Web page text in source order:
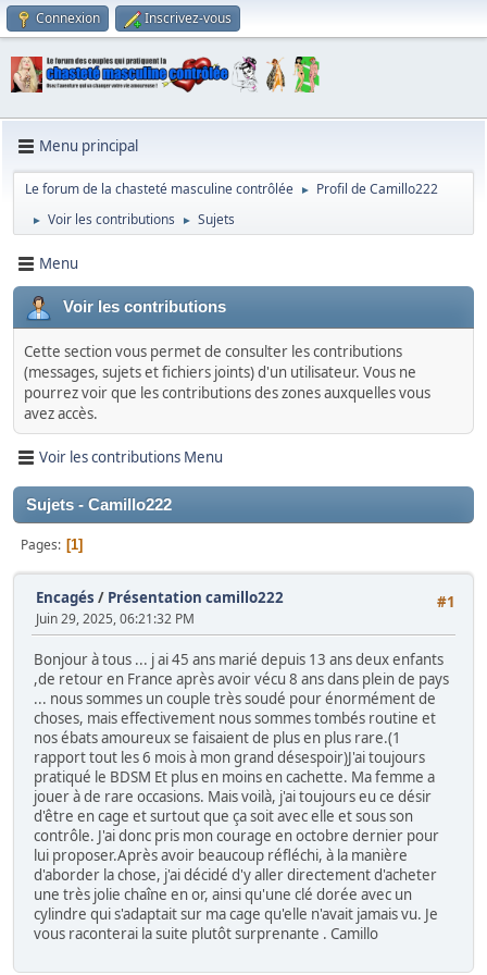
Connexion Inscrivez-vous
Menu principal
Le forum de la chasteté masculine contrôlée ► Profil de Camillo222
► Voir les contributions ► Sujets
Menu
Voir les contributions
Cette section vous permet de consulter les contributions
(messages, sujets et fichiers joints) d'un utilisateur. Vous ne
pourrez voir que les contributions des zones auxquelles vous
avez accès.
Voir les contributions Menu
Sujets - Camillo222
Pages 1
#1
Encagés / Présentation camillo222
Juin 29, 2025, 06:21:32 PM
Bonjour à tous ... j ai 45 ans marié depuis 13 ans deux enfants
,de retour en France après avoir vécu 8 ans dans plein de pays
... nous sommes un couple très soudé pour énormément de
choses, mais effectivement nous sommes tombés routine et
nos ébats amoureux se faisaient de plus en plus rare.(1
rapport tout les 6 mois à mon grand désespoir)J'ai toujours
pratiqué le BDSM Et plus en moins en cachette. Ma femme a
jouer à de rare occasions. Mais voilà, j'ai toujours eu ce désir
d'être en cage et surtout que ça soit avec elle et sous son
contrôle. J'ai donc pris mon courage en octobre dernier pour
lui proposer.Après avoir beaucoup réfléchi, à la manière
d'aborder la chose, j'ai décidé d'y aller directement d'acheter
une très jolie chaîne en or, ainsi qu'une clé dorée avec un
cylindre qui s'adaptait sur ma cage qu'elle n'avait jamais vu. Je
vous raconterai la suite plutôt surprenante . Camillo